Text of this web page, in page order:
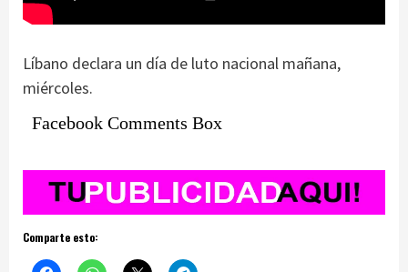
Líbano declara un día de luto nacional mañana,
miércoles.
Facebook Comments Box
Comparte esto: